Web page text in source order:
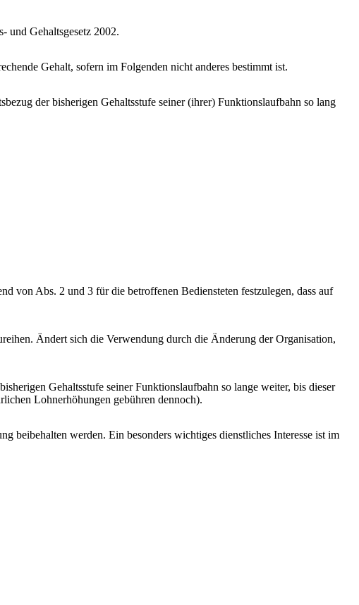
und Gehaltsgesetz 2002.
Gehalt, sofern im Folgenden nicht anderes bestimmt ist.
der bisherigen Gehaltsstufe seiner (ihrer) Funktionslaufbahn so lang
von Abs. 2 und 3 für die betroffenen Bediensteten festzulegen, dass auf
Ändert sich die Verwendung durch die Änderung der Organisation,
Gehaltsstufe seiner Funktionslaufbahn so lange weiter, bis dieser
Lohnerhöhungen gebühren dennoch).
beibehalten werden. Ein besonders wichtiges dienstliches Interesse ist im